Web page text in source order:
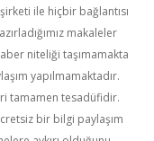
ile hiçbir bağlantısı
makaleler
niteliği taşımamakta
yapılmamaktadır.
tamamen tesadüfidir.
bir bilgi paylaşım